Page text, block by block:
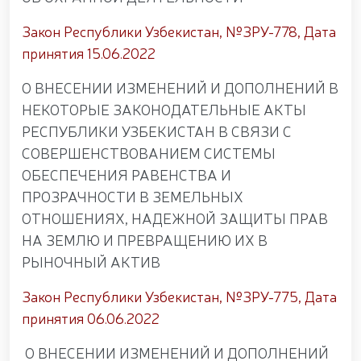
укреплению боевого потенциала личного состава
Национальной гвардии, повышению уровня
физической и моральной подготовки, а также
совершенствованию системы в соответствии с
современными требованиями. // Сотрудники,
посвятившие себя службе, были торжественно и с
почётом проведены на заслуженную пенсию //
Литературно-художественное мероприятие на
тему «Kitobxon harbiy oilalar» / / Мероприятия в
рамках месячника патриотизма / / В Ташкенте
задержан разыскиваемый за совершение
преступления / / Состоялась премьера фильма
«Жасорат» / / В Национальной гвардии прошло
торжественное мероприятие, посвящённое 34-й
годовщине образования Вооружённых Сил и 14
Праздничное поздравление по случаю 34-й
годовщины образования Вооружённых Сил
Республики Узбекистан и Дня защитников Родины
/ / В связи с 34-й годовщиной образования
Закон Республики Узбекистан, №ЗРУ-778, Дата
принятия 15.06.2022
О ВНЕСЕНИИ ИЗМЕНЕНИЙ И ДОПОЛНЕНИЙ В
НЕКОТОРЫЕ ЗАКОНОДАТЕЛЬНЫЕ АКТЫ
РЕСПУБЛИКИ УЗБЕКИСТАН В СВЯЗИ С
СОВЕРШЕНСТВОВАНИЕМ СИСТЕМЫ
ОБЕСПЕЧЕНИЯ РАВЕНСТВА И
ПРОЗРАЧНОСТИ В ЗЕМЕЛЬНЫХ
ОТНОШЕНИЯХ, НАДЕЖНОЙ ЗАЩИТЫ ПРАВ
НА ЗЕМЛЮ И ПРЕВРАЩЕНИЮ ИХ В
РЫНОЧНЫЙ АКТИВ
Закон Республики Узбекистан, №ЗРУ-775, Дата
принятия 06.06.2022
О ВНЕСЕНИИ ИЗМЕНЕНИЙ И ДОПОЛНЕНИЙ